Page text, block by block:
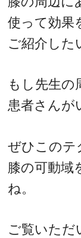
使って効果
ご紹介した
もし先生の
患者さんが
ぜひこのテ
膝の可動域
ね。
ご覧いただ